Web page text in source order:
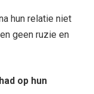
hun relatie niet
geen ruzie en
op hun